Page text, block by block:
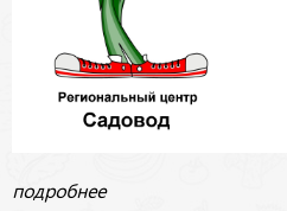
подробнее